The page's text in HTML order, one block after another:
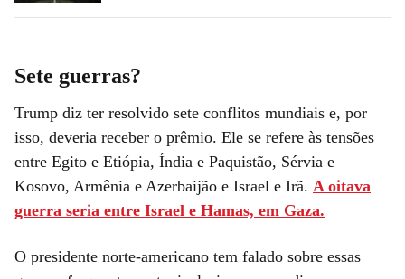
Sete guerras?
Trump diz ter resolvido sete conflitos mundiais e, por
isso, deveria receber o prêmio. Ele se refere às tensões
entre Egito e Etiópia, Índia e Paquistão, Sérvia e
Kosovo, Armênia e Azerbaijão e Israel e Irã. A oitava
guerra seria entre Israel e Hamas, em Gaza.
O presidente norte-americano tem falado sobre essas